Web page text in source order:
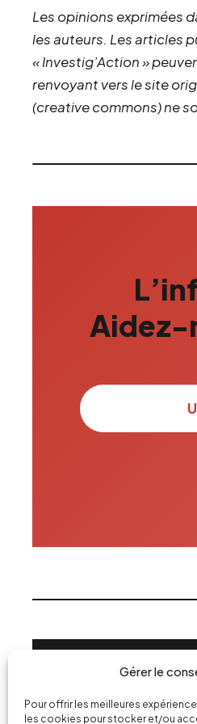
Gérer le
Pour offrir les meilleures
les cookies pour stocker et/ou
Les opinions exprimées
les auteurs. Les articles
« Investig’Action »
renvoyant vers le site
(creative commons) ne
Aidez-